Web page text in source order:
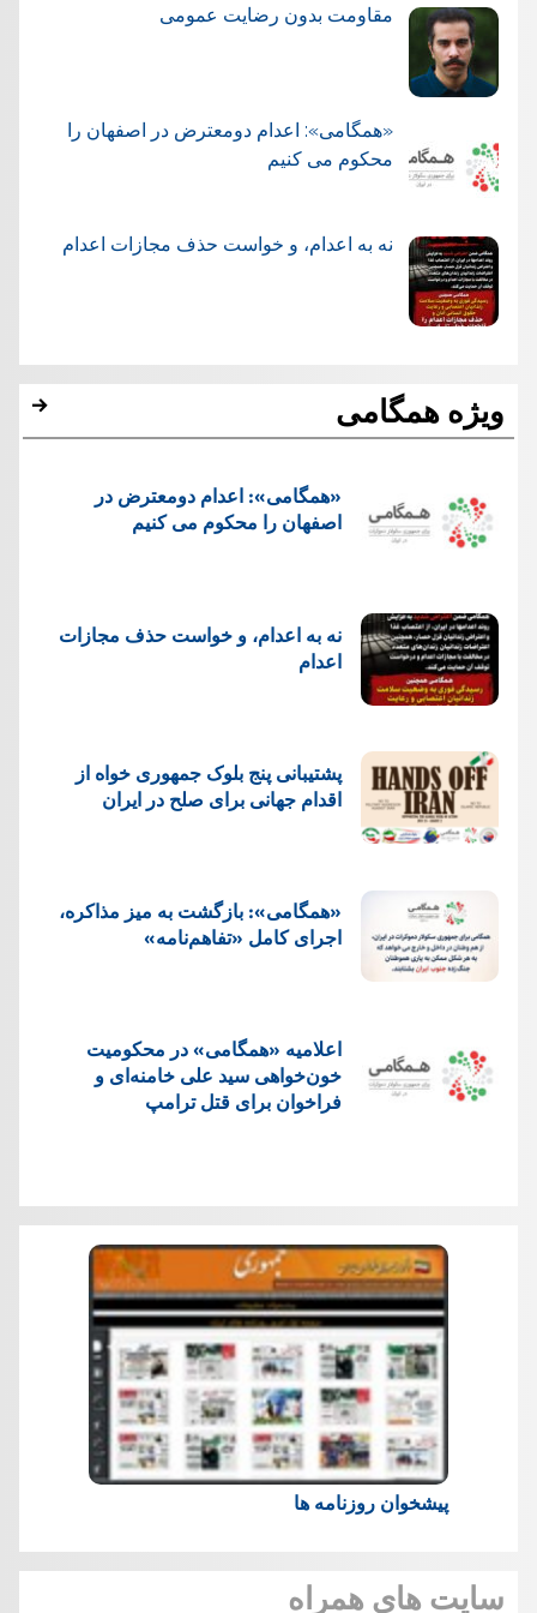
مقاومت بدون رضایت عمومی
«همگامی»: اعدام دومعترض در اصفهان را
محکوم می کنیم
نه به اعدام، و خواست حذف مجازات اعدام
ویژه همگامی
«همگامی»: اعدام دومعترض در
اصفهان را محکوم می کنیم
نه به اعدام، و خواست حذف مجازات
اعدام
پشتيبانی پنج بلوک جمهوری خواه از
اقدام جهانی برای صلح در ایران
«همگامی»: بازگشت به میز مذاکره،
اجرای کامل «تفاهم‌نامه»
اعلامیه «همگامی» در محکومیت
خون‌خواهی سید علی خامنه‌ای و
فراخوان برای قتل ترامپ
پیشخوان روزنامه ها
سایت های همراه